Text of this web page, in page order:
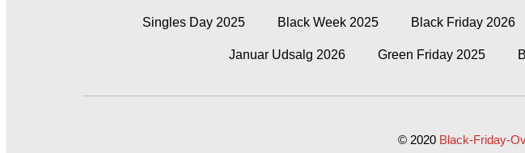
Singles Day 2025 Black Week 2025 Black Friday 2026
Januar Udsalg 2026 Green Friday 2025
© 2020 Black-Friday-